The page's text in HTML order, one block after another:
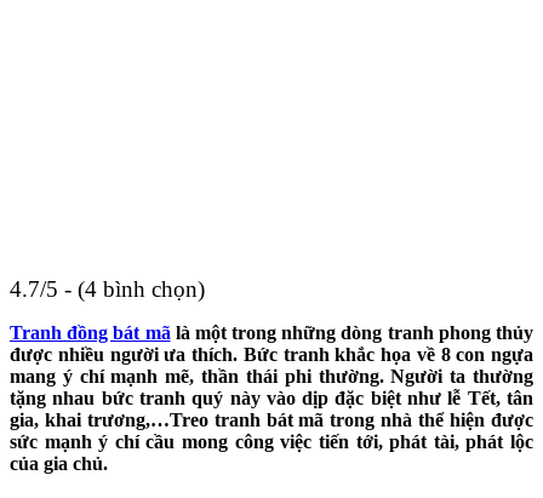
4.7/5 - (4 bình chọn)
Tranh đồng bát mã là một trong những dòng tranh phong thủy
được nhiều người ưa thích. Bức tranh khắc họa về 8 con ngựa
mang ý chí mạnh mẽ, thần thái phi thường. Người ta thường
tặng nhau bức tranh quý này vào dịp đặc biệt như lễ Tết, tân
gia, khai trương,…Treo tranh bát mã trong nhà thể hiện được
sức mạnh ý chí cầu mong công việc tiến tới, phát tài, phát lộc
của gia chủ.